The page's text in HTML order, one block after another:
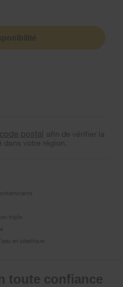
postal afin de vérifier la
votre région.
triple
en plastique
toute confiance